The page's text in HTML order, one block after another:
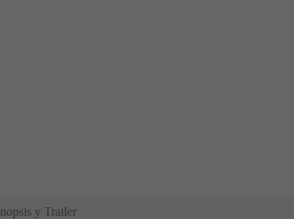
y Trailer